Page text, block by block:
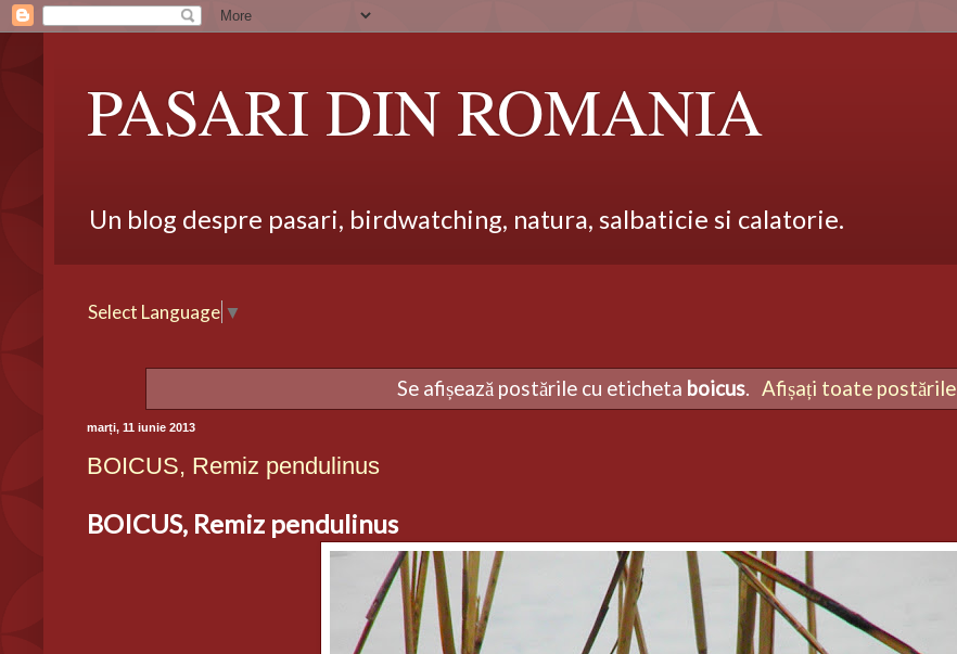
PASARI DIN ROMANIA
Un blog despre pasari, birdwatching, natura, salbaticie si calatorie.
Select Language ▼
Se afișează postările cu eticheta boicus. Afișați toate postările
marți, 11 iunie 2013
BOICUS, Remiz pendulinus
BOICUS, Remiz pendulinus